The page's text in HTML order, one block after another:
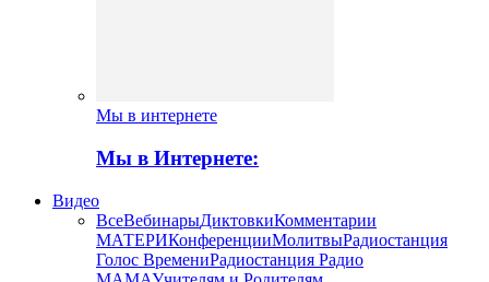
Мы в интернете
Мы в Интернете:
Видео
ВсеВебинарыДиктовкиКомментарии
МАТЕРИКонференцииМолитвыРадиостанция
Голос ВремениРадиостанция Радио